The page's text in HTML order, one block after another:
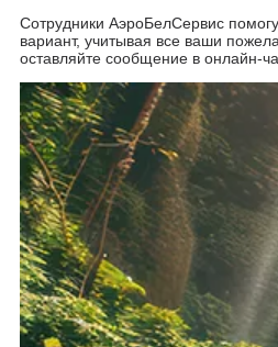
Сотрудники АэроБелСервис
вариант, учитывая все ваши
оставляйте сообщение в онлайн-